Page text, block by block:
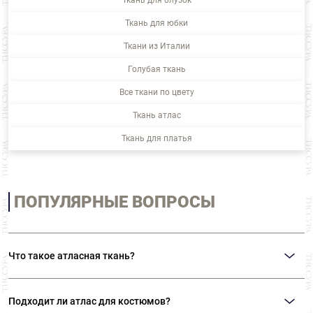
Ткань для юбки
Ткани из Италии
Голубая ткань
Все ткани по цвету
Ткань атлас
Ткань для платья
ПОПУЛЯРНЫЕ ВОПРОСЫ
Что такое атласная ткань?
созданная атласным переплетением нитей. Ткани, созданные таким
способом, обладают гладкой лицевой поверхностью с характерным
Подходит ли атлас для костюмов?